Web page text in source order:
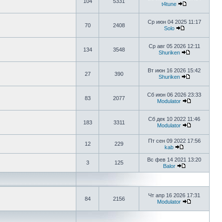
t4tune
70 2408
Ср июн 04 2025 11:17
Solo
134 3548
Ср авг 05 2026 12:11
Shuriken
27 390
Вт июн 16 2026 15:42
Shuriken
83 2077
Сб июн 06 2026 23:33
Modulator
183 3311
Сб дек 10 2022 11:46
Modulator
12 229
Пт сен 09 2022 17:56
kab
3 125
Вс фев 14 2021 13:20
Balor
84 2156
Чт апр 16 2026 17:31
Modulator